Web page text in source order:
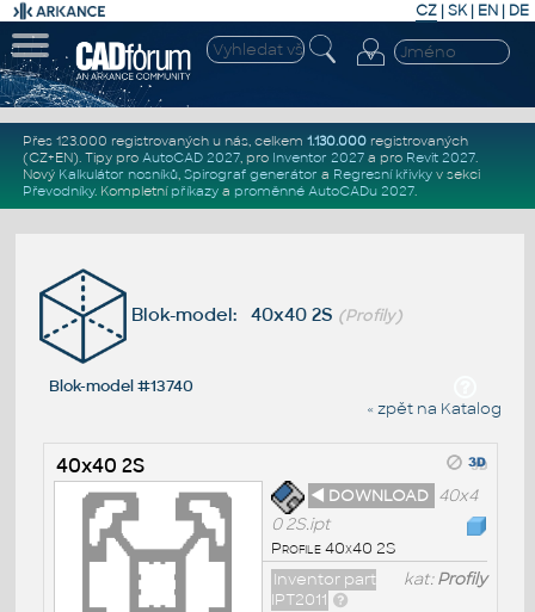
CZ | SK| EN | DE
Přes 123.000 registrovaných u nás, celkem 1.130.000registrovaných
(CZ+EN). Tipy pro AutoCAD 2027, pro Inventor 2027a pro Revit 2027.
Nový Kalkulátor nosníků, Spirograf generátor a Regresní křivkyv sekci
Převodníky. Kompletní příkazya proměnné AutoCADu 2027.
Blok-model: 40x40 2S (Profily)
Blok-model #13740
« zpět na Katalog
40x40 2S
◄ DOWNLOAD 40x4
0 2S.ipt
Profile 40x40 2S
kat:Profily
Inventor part
IPT2011